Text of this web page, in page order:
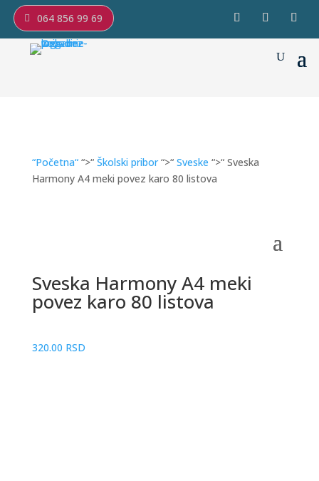
064 856 99 69
“Početna““>“ Školski pribor“>“ Sveske “>“ Sveska
Harmony A4 meki povez karo 80 listova
Sveska Harmony A4 meki
povez karo 80 listova
320.00 RSD